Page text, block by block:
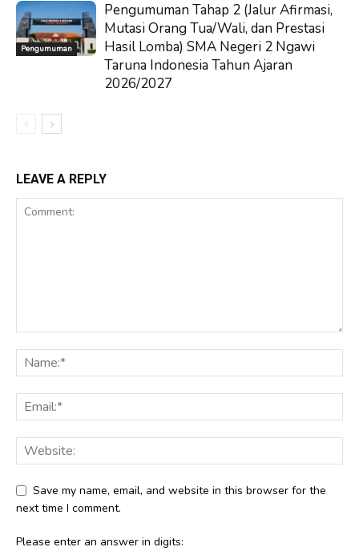
Pengumuman
Pengumuman Tahap 2 (Jalur Afirmasi,
Mutasi Orang Tua/Wali, dan Prestasi
Hasil Lomba) SMA Negeri 2 Ngawi
Taruna Indonesia Tahun Ajaran
2026/2027
LEAVE A REPLY
Save my name, email, and website in this browser for the
next time I comment.
Please enter an answer in digits: